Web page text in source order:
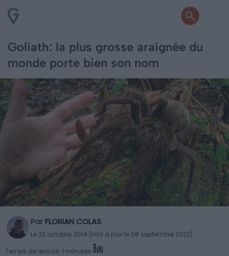
Goliath: la plus grosse araignée du
monde porte bien son nom
Par FLORIAN COLAS
Le 22 octobre, 2014 (mis à jour le 08 septembre 2022)
Temps de lecture: 1 minutes